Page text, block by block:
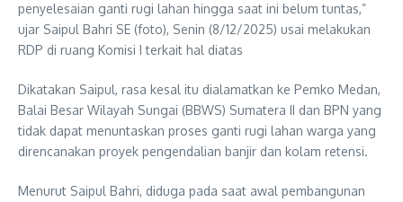
penyelesaian ganti rugi lahan hingga saat ini belum tuntas,”
ujar Saipul Bahri SE (foto), Senin (8/12/2025) usai melakukan
RDP di ruang Komisi I terkait hal diatas
Dikatakan Saipul, rasa kesal itu dialamatkan ke Pemko Medan,
Balai Besar Wilayah Sungai (BBWS) Sumatera II dan BPN yang
tidak dapat menuntaskan proses ganti rugi lahan warga yang
direncanakan proyek pengendalian banjir dan kolam retensi.
Menurut Saipul Bahri, diduga pada saat awal pembangunan